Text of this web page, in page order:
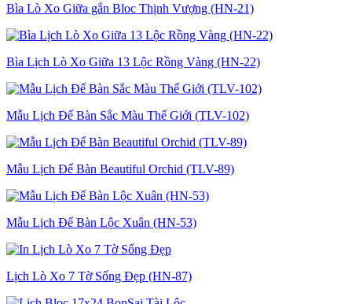
750.000₫.là:
Bìa Lò Xo Giữa gắn Bloc Thịnh Vượng (HN-21)
Bìa Lịch Lò Xo Giữa 13 Lộc Rồng Vàng (HN-22)
Mẫu Lịch Để Bàn Sắc Màu Thế Giới (TLV-102)
Mẫu Lịch Để Bàn Beautiful Orchid (TLV-89)
Mẫu Lịch Để Bàn Lộc Xuân (HN-53)
Lịch Lò Xo 7 Tờ Sống Đẹp (HN-87)